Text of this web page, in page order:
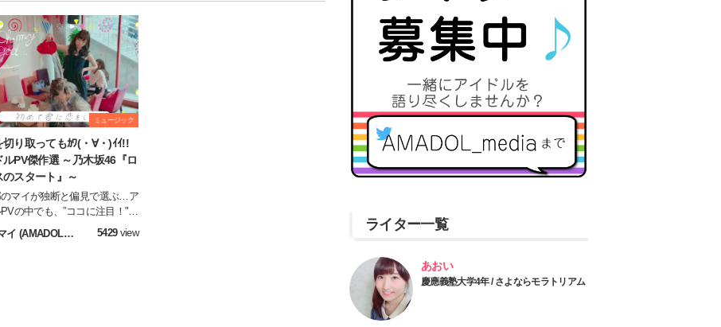
ミュージック
切り取ってもｶﾜ(・∀・)ｲｲ!!
ルPV傑作選 ～乃木坂46『ロ
のスタート』～
マイが独断と偏見で選ぶ…ア
の中でも、”ココに注目！"な
介する企画♪ 今回は、先日デ
周年のライブも成功させた乃
イ (AMADOL編
5429view
ライター一覧
あおい
慶應義塾大学4年 / さよならモラトリアム